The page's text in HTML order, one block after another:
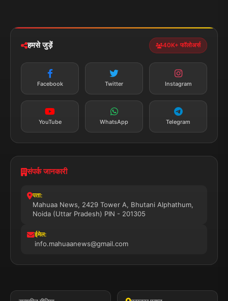
न्यूज़ अलर्ट
सब्सक्राइब करें
हमसे जुड़ें 40K+ फॉलोअर्स
Facebook Twitter Instagram
YouTube WhatsApp Telegram
संपर्क जानकारी
पता:
Mahuaa News, 2429 Tower A, Bhutani Alphathum,
Noida (Uttar Pradesh) PIN - 201305
ईमेल:
info.mahuaanews@gmail.com